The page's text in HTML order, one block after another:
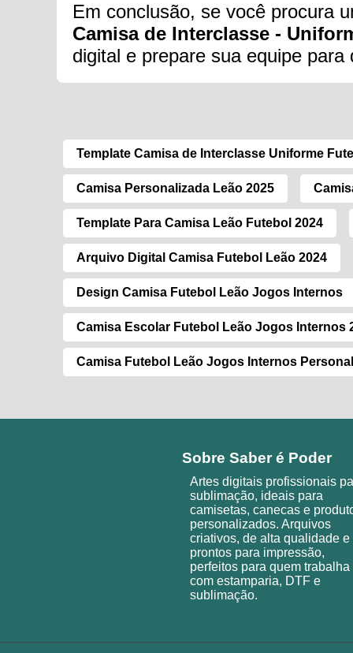
Em conclusão, se você procura
Camisa de Interclasse -
digital e prepare sua equipe
Template Camisa de Interclasse Uniforme
Camisa Personalizada Leão 2025
Template Para Camisa Leão Futebol 2024
Arquivo Digital Camisa Futebol Leão 2024
Design Camisa Futebol Leão Jogos Internos
Camisa Escolar Futebol Leão Jogos Internos
Camisa Futebol Leão Jogos Internos
Sobre Saber é Poder
Artes digitais profissionais
sublimação, ideais para
camisetas, canecas e
personalizados. Arquivos
criativos, de alta qualidade e
prontos para impressão,
perfeitos para quem trabalha
com estamparia, DTF e
sublimação.